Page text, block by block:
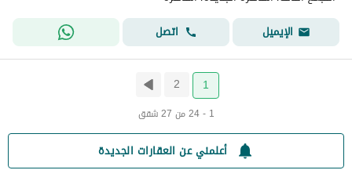
الإيميل
اتصل
1
2
1 - 24 من 27 شقق
أعلمني عن العقارات الجديدة